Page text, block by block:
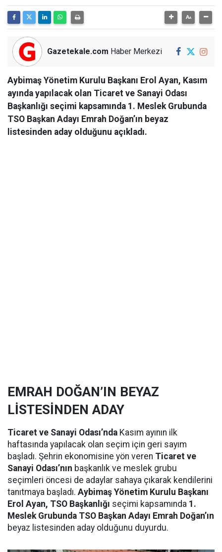
Gazetekale.com Haber Merkezi
Aybimaş Yönetim Kurulu Başkanı Erol Ayan, Kasım
ayında yapılacak olan Ticaret ve Sanayi Odası
Başkanlığı seçimi kapsamında 1. Meslek Grubunda
TSO Başkan Adayı Emrah Doğan’ın beyaz
listesinden aday olduğunu açıkladı.
EMRAH DOĞAN’IN BEYAZ
LİSTESİNDEN ADAY
Ticaret ve Sanayi Odası’nda Kasım ayının ilk
haftasında yapılacak olan seçim için geri sayım
başladı. Şehrin ekonomisine yön veren Ticaret ve
Sanayi Odası’nın başkanlık ve meslek grubu
seçimleri öncesi de adaylar sahaya çıkarak kendilerini
tanıtmaya başladı. Aybimaş Yönetim Kurulu Başkanı
Erol Ayan, TSO Başkanlığı seçimi kapsamında 1.
Meslek Grubunda TSO Başkan Adayı Emrah Doğan’ın
beyaz listesinden aday olduğunu duyurdu.